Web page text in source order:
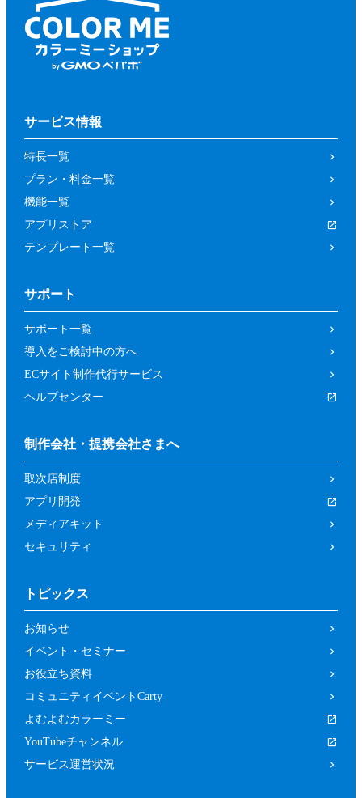
サービス情報
特長一覧
プラン・料金一覧
機能一覧
アプリストア
テンプレート一覧
サポート
サポート一覧
導入をご検討中の方へ
ECサイト制作代行サービス
ヘルプセンター
制作会社・提携会社さまへ
取次店制度
アプリ開発
メディアキット
セキュリティ
トピックス
お知らせ
イベント・セミナー
お役立ち資料
コミュニティイベントCarty
よむよむカラーミー
YouTubeチャンネル
サービス運営状況